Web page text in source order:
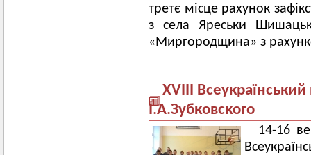
третє місце рахунок
з села Яреськи
«Миргородщина» з
ХVIII Всеукраїнський
І.А.Зубковского
14-16